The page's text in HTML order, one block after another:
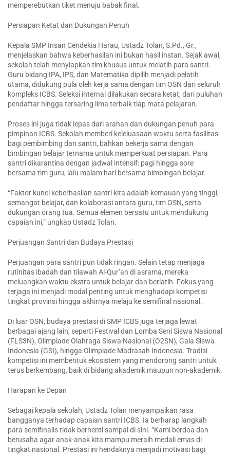
memperebutkan tiket menuju babak final.
Persiapan Ketat dan Dukungan Penuh
Kepala SMP Insan Cendekia Harau, Ustadz Tolan, S.Pd., Gr.,
menjelaskan bahwa keberhasilan ini bukan hasil instan. Sejak awal,
sekolah telah menyiapkan tim khusus untuk melatih para santri.
Guru bidang IPA, IPS, dan Matematika dipilih menjadi pelatih
utama, didukung pula oleh kerja sama dengan tim OSN dari seluruh
kompleks ICBS. Seleksi internal dilakukan secara ketat, dari puluhan
pendaftar hingga tersaring lima terbaik tiap mata pelajaran.
Proses ini juga tidak lepas dari arahan dan dukungan penuh para
pimpinan ICBS. Sekolah memberi keleluasaan waktu serta fasilitas
bagi pembimbing dan santri, bahkan bekerja sama dengan
bimbingan belajar ternama untuk memperkuat persiapan. Para
santri dikarantina dengan jadwal intensif: pagi hingga sore
bersama tim guru, lalu malam hari bersama bimbingan belajar.
“Faktor kunci keberhasilan santri kita adalah kemauan yang tinggi,
semangat belajar, dan kolaborasi antara guru, tim OSN, serta
dukungan orang tua. Semua elemen bersatu untuk mendukung
capaian ini,” ungkap Ustadz Tolan.
Perjuangan Santri dan Budaya Prestasi
Perjuangan para santri pun tidak ringan. Selain tetap menjaga
rutinitas ibadah dan tilawah Al-Qur’an di asrama, mereka
meluangkan waktu ekstra untuk belajar dan berlatih. Fokus yang
terjaga ini menjadi modal penting untuk menghadapi kompetisi
tingkat provinsi hingga akhirnya melaju ke semifinal nasional.
Di luar OSN, budaya prestasi di SMP ICBS juga terjaga lewat
berbagai ajang lain, seperti Festival dan Lomba Seni Siswa Nasional
(FLS3N), Olimpiade Olahraga Siswa Nasional (O2SN), Gala Siswa
Indonesia (GSI), hingga Olimpiade Madrasah Indonesia. Tradisi
kompetisi ini membentuk ekosistem yang mendorong santri untuk
terus berkembang, baik di bidang akademik maupun non-akademik.
Harapan ke Depan
Sebagai kepala sekolah, Ustadz Tolan menyampaikan rasa
bangganya terhadap capaian santri ICBS. Ia berharap langkah
para semifinalis tidak berhenti sampai di sini. “Kami berdoa dan
berusaha agar anak-anak kita mampu meraih medali emas di
tingkat nasional. Prestasi ini hendaknya menjadi motivasi bagi